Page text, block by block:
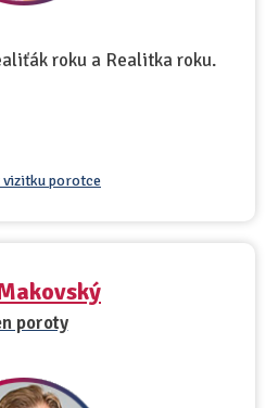
roku a Realitka roku.
porotce
poroty